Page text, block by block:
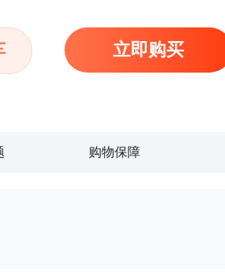
立即购买
购物保障